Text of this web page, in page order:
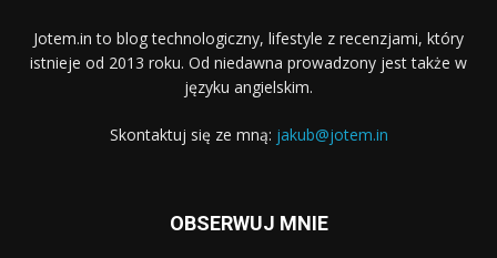
Jotem.in to blog technologiczny, lifestyle z recenzjami, który
istnieje od 2013 roku. Od niedawna prowadzony jest także w
języku angielskim.
Skontaktuj się ze mną: jakub@jotem.in
OBSERWUJ MNIE